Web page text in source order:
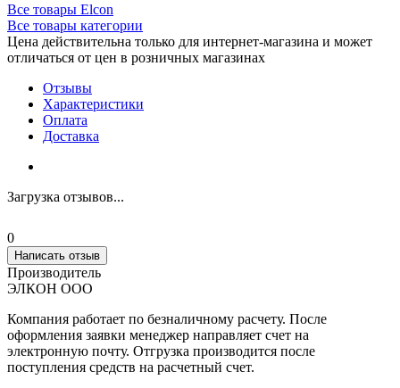
Все товары Elcon
Все товары категории
Цена действительна только для интернет-магазина и может
отличаться от цен в розничных магазинах
Отзывы
Характеристики
Оплата
Доставка
Загрузка отзывов...
0
Написать отзыв
Производитель
ЭЛКОН ООО
Компания работает по безналичному расчету. После
оформления заявки менеджер направляет счет на
электронную почту. Отгрузка производится после
поступления средств на расчетный счет.